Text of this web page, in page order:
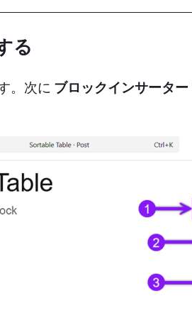
る
。次に ブロックインサーター